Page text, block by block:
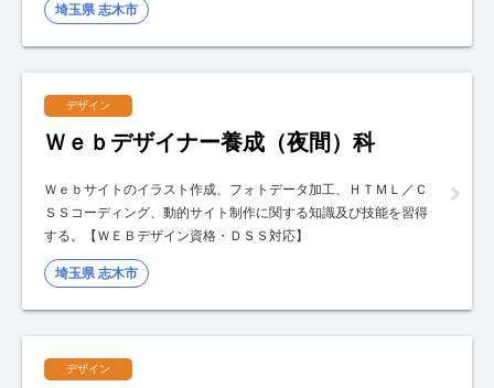
埼玉県 志木市
デザイン
Ｗｅｂデザイナー養成（夜間）科
Ｗｅｂサイトのイラスト作成、フォトデータ加工、ＨＴＭＬ／Ｃ
ＳＳコーディング、動的サイト制作に関する知識及び技能を習得
する。【ＷＥＢデザイン資格・ＤＳＳ対応】
埼玉県 志木市
デザイン